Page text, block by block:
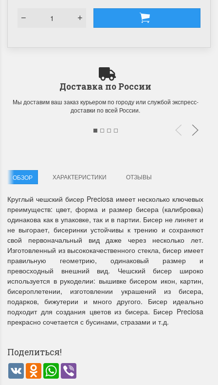
Летние Скидки
честь первого летнего дня
Чудетство...
Раритеты Дим.
Доставка по России
Мы доставим ваш заказ курьером по городу или службой экспресс-
доставки по всей России.
ОБЗОР ХАРАКТЕРИСТИКИ ОТЗЫВЫ
Круглый чешский бисер Preciosa имеет несколько ключевых
преимуществ: цвет, форма и размер бисера (калибровка)
одинакова как в упаковке, так и в партии. Бисер не линяет и
не выгорает, бисеринки устойчивы к трению и сохраняют
свой первоначальный вид даже через несколько лет.
Изготовленный из высококачественного стекла, бисер имеет
правильную геометрию, одинаковый размер и
превосходный внешний вид. Чешский бисер широко
используется в рукоделии: вышивке бисером икон, картин,
бисероплетении, изготовлении украшений из бисера,
подарков, бижутерии и много другого. Бисер идеально
подходит для создания цветов из бисера. Бисер Preciosa
прекрасно сочетается с бусинами, стразами и т.д.
Поделиться!
VK Odnoklassniki
WhatsApp